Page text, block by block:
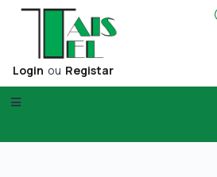
Login ou Registar